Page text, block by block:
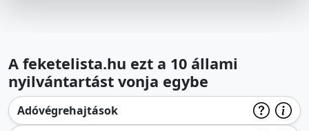
A feketelista.hu ezt a 10 állami
nyilvántartást vonja egybe
Adóvégrehajtások